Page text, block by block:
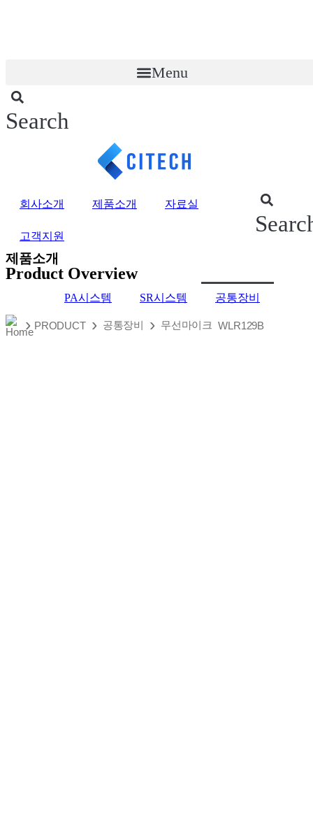
뛰
기
Menu
Search
회사소개 제품소개 자료실
고객지원
제품소개
Product Overview
PA시스템 SR시스템 공통장비
› PRODUCT › 공통장비 › 무선마이크 WLR129B